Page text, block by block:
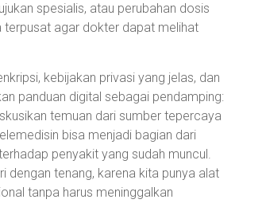
spesialis, atau perubahan dosis
agar dokter dapat melihat
kebijakan privasi yang jelas, dan
panduan digital sebagai pendamping:
temuan dari sumber tepercaya
bisa menjadi bagian dari
penyakit yang sudah muncul.
dengan tenang, karena kita punya alat
tanpa harus meninggalkan